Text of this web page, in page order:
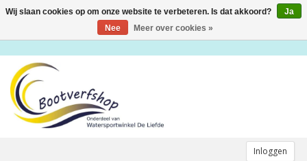
Inloggen
Toggle
Wij slaan cookies op om onze website te verbeteren. Is dat akkoord?
Ja
Nee
Meer over cookies »